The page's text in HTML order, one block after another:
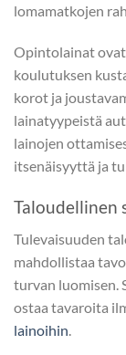
lomamatkojen
Opintolainat
koulutuksen
korot ja
lainatyypeistä
lainojen
itsenäisyyttä ja
Taloudellinen
Tulevaisuuden
mahdollistaa
turvan luomisen.
ostaa tavaroita
lainoihin